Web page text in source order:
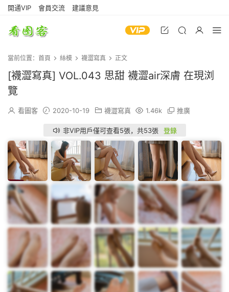
開通VIP 會員交流 建議意見
當前位置： 首頁 絲模 襪澀寫真 正文
[襪澀寫真] VOL.043 思甜 襪澀air深膚 在現浏
覽
看圖客 2020-10-19 襪澀寫真 1.46k 推廣
非VIP用戶僅可查看5張，共53張 登錄